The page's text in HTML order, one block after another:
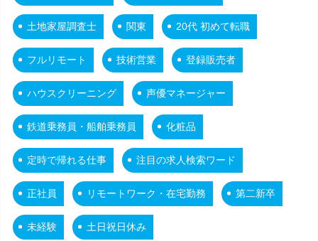
土地家屋調査士 関東 20代 初めて転職
フルリモート 技術営業 登録販売者
ハウスクリーニング 声優マネージャー
鉄道乗務員・船舶乗務員 化粧品
定時で帰れる仕事 注目の求人検索ワード
正社員 リモートワーク・在宅勤務 第二新卒
未経験 土日祝日休み